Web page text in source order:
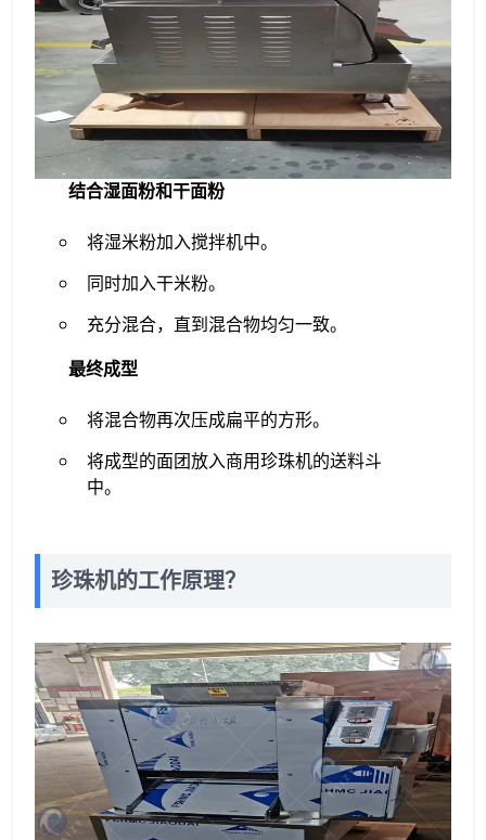
结合湿面粉和干面粉
将湿米粉加入搅拌机中。
同时加入干米粉。
充分混合，直到混合物均匀一致。
最终成型
将混合物再次压成扁平的方形。
将成型的面团放入商用珍珠机的送料斗
中。
珍珠机的工作原理？